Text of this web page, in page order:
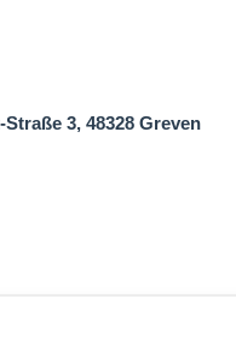
3, 48328 Greven